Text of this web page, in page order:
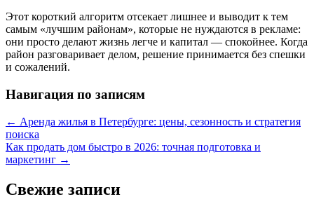
Этот короткий алгоритм отсекает лишнее и выводит к тем
самым «лучшим районам», которые не нуждаются в рекламе:
они просто делают жизнь легче и капитал — спокойнее. Когда
район разговаривает делом, решение принимается без спешки
и сожалений.
Навигация по записям
← Аренда жилья в Петербурге: цены, сезонность и стратегия
поиска
Как продать дом быстро в 2026: точная подготовка и
маркетинг →
Свежие записи